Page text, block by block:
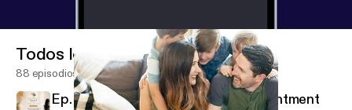
Todos los episodios
88 episodios
Ep. 4 Grace in Seasons of Disappointment